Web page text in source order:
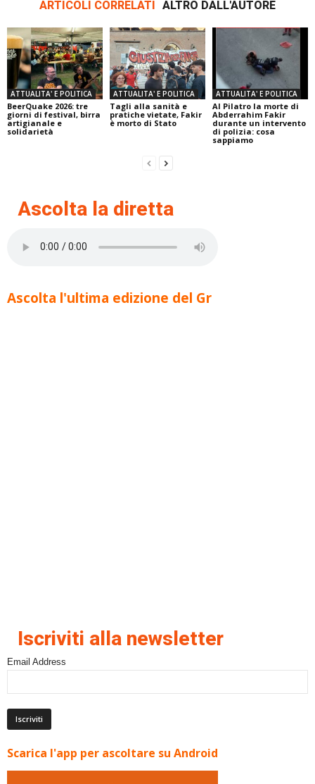
ARTICOLI CORRELATI ALTRO DALL'AUTORE
ATTUALITA' E POLITICA
BeerQuake 2026: tre
giorni di festival, birra
artigianale e
solidarietà
ATTUALITA' E POLITICA
Tagli alla sanità e
pratiche vietate, Fakir
è morto di Stato
ATTUALITA' E POLITICA
Al Pilatro la morte di
Abderrahim Fakir
durante un intervento
di polizia: cosa
sappiamo
Ascolta la diretta
Ascolta l'ultima edizione del Gr
Iscriviti alla newsletter
Email Address
Scarica l'app per ascoltare su Android